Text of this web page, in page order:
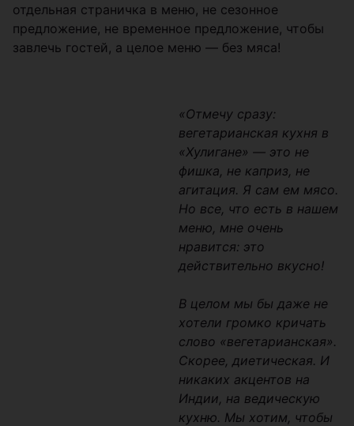
отдельная страничка в меню, не сезонное
предложение, не временное предложение, чтобы
завлечь гостей, а целое меню — без мяса!
«Отмечу сразу:
вегетарианская кухня в
«Хулигане» — это не
фишка, не каприз, не
агитация. Я сам ем мясо.
Но все, что есть в нашем
меню, мне очень
нравится: это
действительно вкусно!
В целом мы бы даже не
хотели громко кричать
слово «вегетарианская».
Скорее, диетическая. И
никаких акцентов на
Индии, на ведическую
кухню. Мы хотим, чтобы